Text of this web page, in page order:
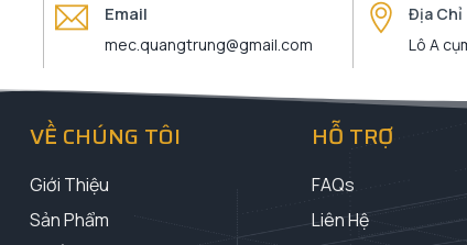
Email
mec.quangtrung@gmail.com
Địa Chỉ
Lô A
VỀ CHÚNG TÔI
Giới Thiệu
Sản Phẩm
HỖ TRỢ
FAQs
Liên Hệ